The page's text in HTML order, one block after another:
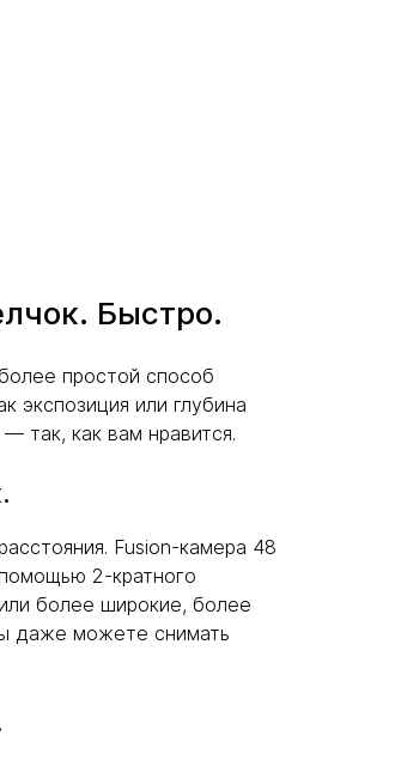
Быстро.
простой способ
экспозиция или глубина
так, как вам нравится.
Fusion-камера 48
2-кратного
более широкие, более
даже можете снимать